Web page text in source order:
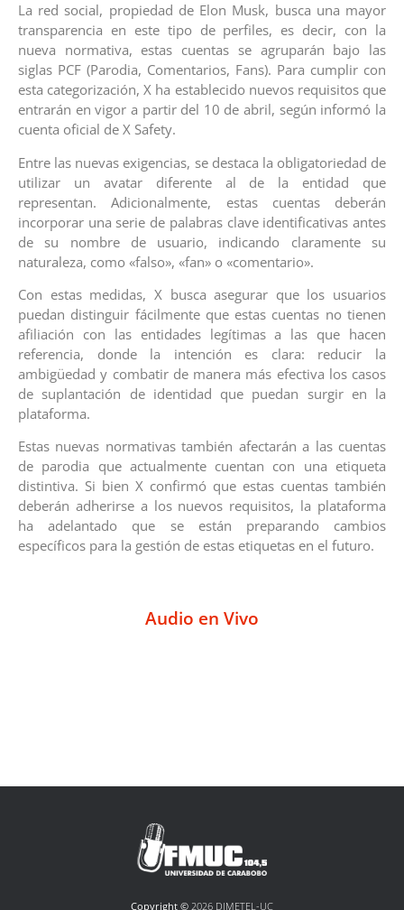
La red social, propiedad de Elon Musk, busca una mayor
transparencia en este tipo de perfiles, es decir, con la
nueva normativa, estas cuentas se agruparán bajo las
siglas PCF (Parodia, Comentarios, Fans). Para cumplir con
esta categorización, X ha establecido nuevos requisitos que
entrarán en vigor a partir del 10 de abril, según informó la
cuenta oficial de X Safety.
Entre las nuevas exigencias, se destaca la obligatoriedad de
utilizar un avatar diferente al de la entidad que
representan. Adicionalmente, estas cuentas deberán
incorporar una serie de palabras clave identificativas antes
de su nombre de usuario, indicando claramente su
naturaleza, como «falso», «fan» o «comentario».
Con estas medidas, X busca asegurar que los usuarios
puedan distinguir fácilmente que estas cuentas no tienen
afiliación con las entidades legítimas a las que hacen
referencia, donde la intención es clara: reducir la
ambigüedad y combatir de manera más efectiva los casos
de suplantación de identidad que puedan surgir en la
plataforma.
Estas nuevas normativas también afectarán a las cuentas
de parodia que actualmente cuentan con una etiqueta
distintiva. Si bien X confirmó que estas cuentas también
deberán adherirse a los nuevos requisitos, la plataforma
ha adelantado que se están preparando cambios
específicos para la gestión de estas etiquetas en el futuro.
Audio en Vivo
Copyright © 2026 DIMETEL-UC